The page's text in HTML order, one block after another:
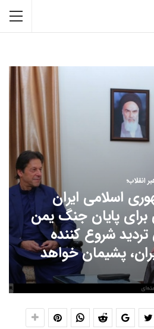
انقلاب؛
اسلامی ایران
پایان جنگ یمن
شروع کننده
پشیمان خواهد